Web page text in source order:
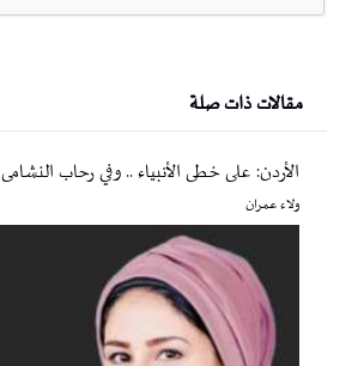
مقالات ذات صلة
الأردن: على خطى الأنبياء .. وفي رحاب النشامى
ولاء عمران